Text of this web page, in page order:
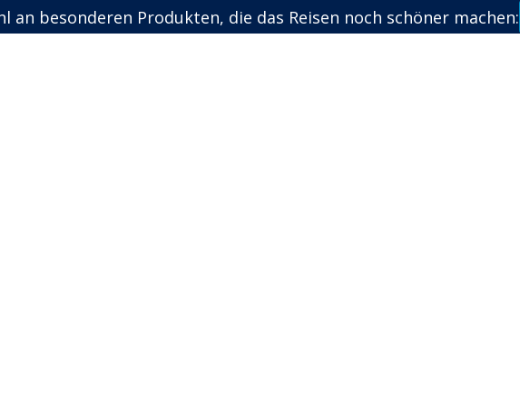
an besonderen Produkten, die das Reisen noch schöner machen: